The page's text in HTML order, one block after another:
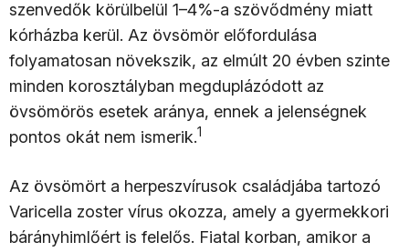
szenvedők körülbelül 1–4%-a szövődmény miatt
kórházba kerül. Az övsömör előfordulása
folyamatosan növekszik, az elmúlt 20 évben szinte
minden korosztályban megduplázódott az
övsömörös esetek aránya, ennek a jelenségnek
pontos okát nem ismerik.1
Az övsömört a herpeszvírusok családjába tartozó
Varicella zoster vírus okozza, amely a gyermekkori
bárányhimlőért is felelős. Fiatal korban, amikor a